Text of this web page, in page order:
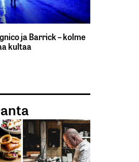
ja Barrick – kolme
kultaa